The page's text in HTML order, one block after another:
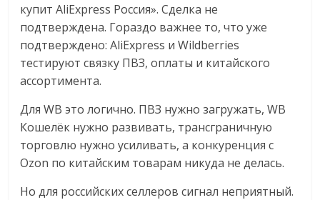
купит AliExpress Россия». Сделка не
подтверждена. Гораздо важнее то, что уже
подтверждено: AliExpress и Wildberries
тестируют связку ПВЗ, оплаты и китайского
ассортимента.
Для WB это логично. ПВЗ нужно загружать, WB
Кошелёк нужно развивать, трансграничную
торговлю нужно усиливать, а конкуренция с
Ozon по китайским товарам никуда не делась.
Но для российских селлеров сигнал неприятный.